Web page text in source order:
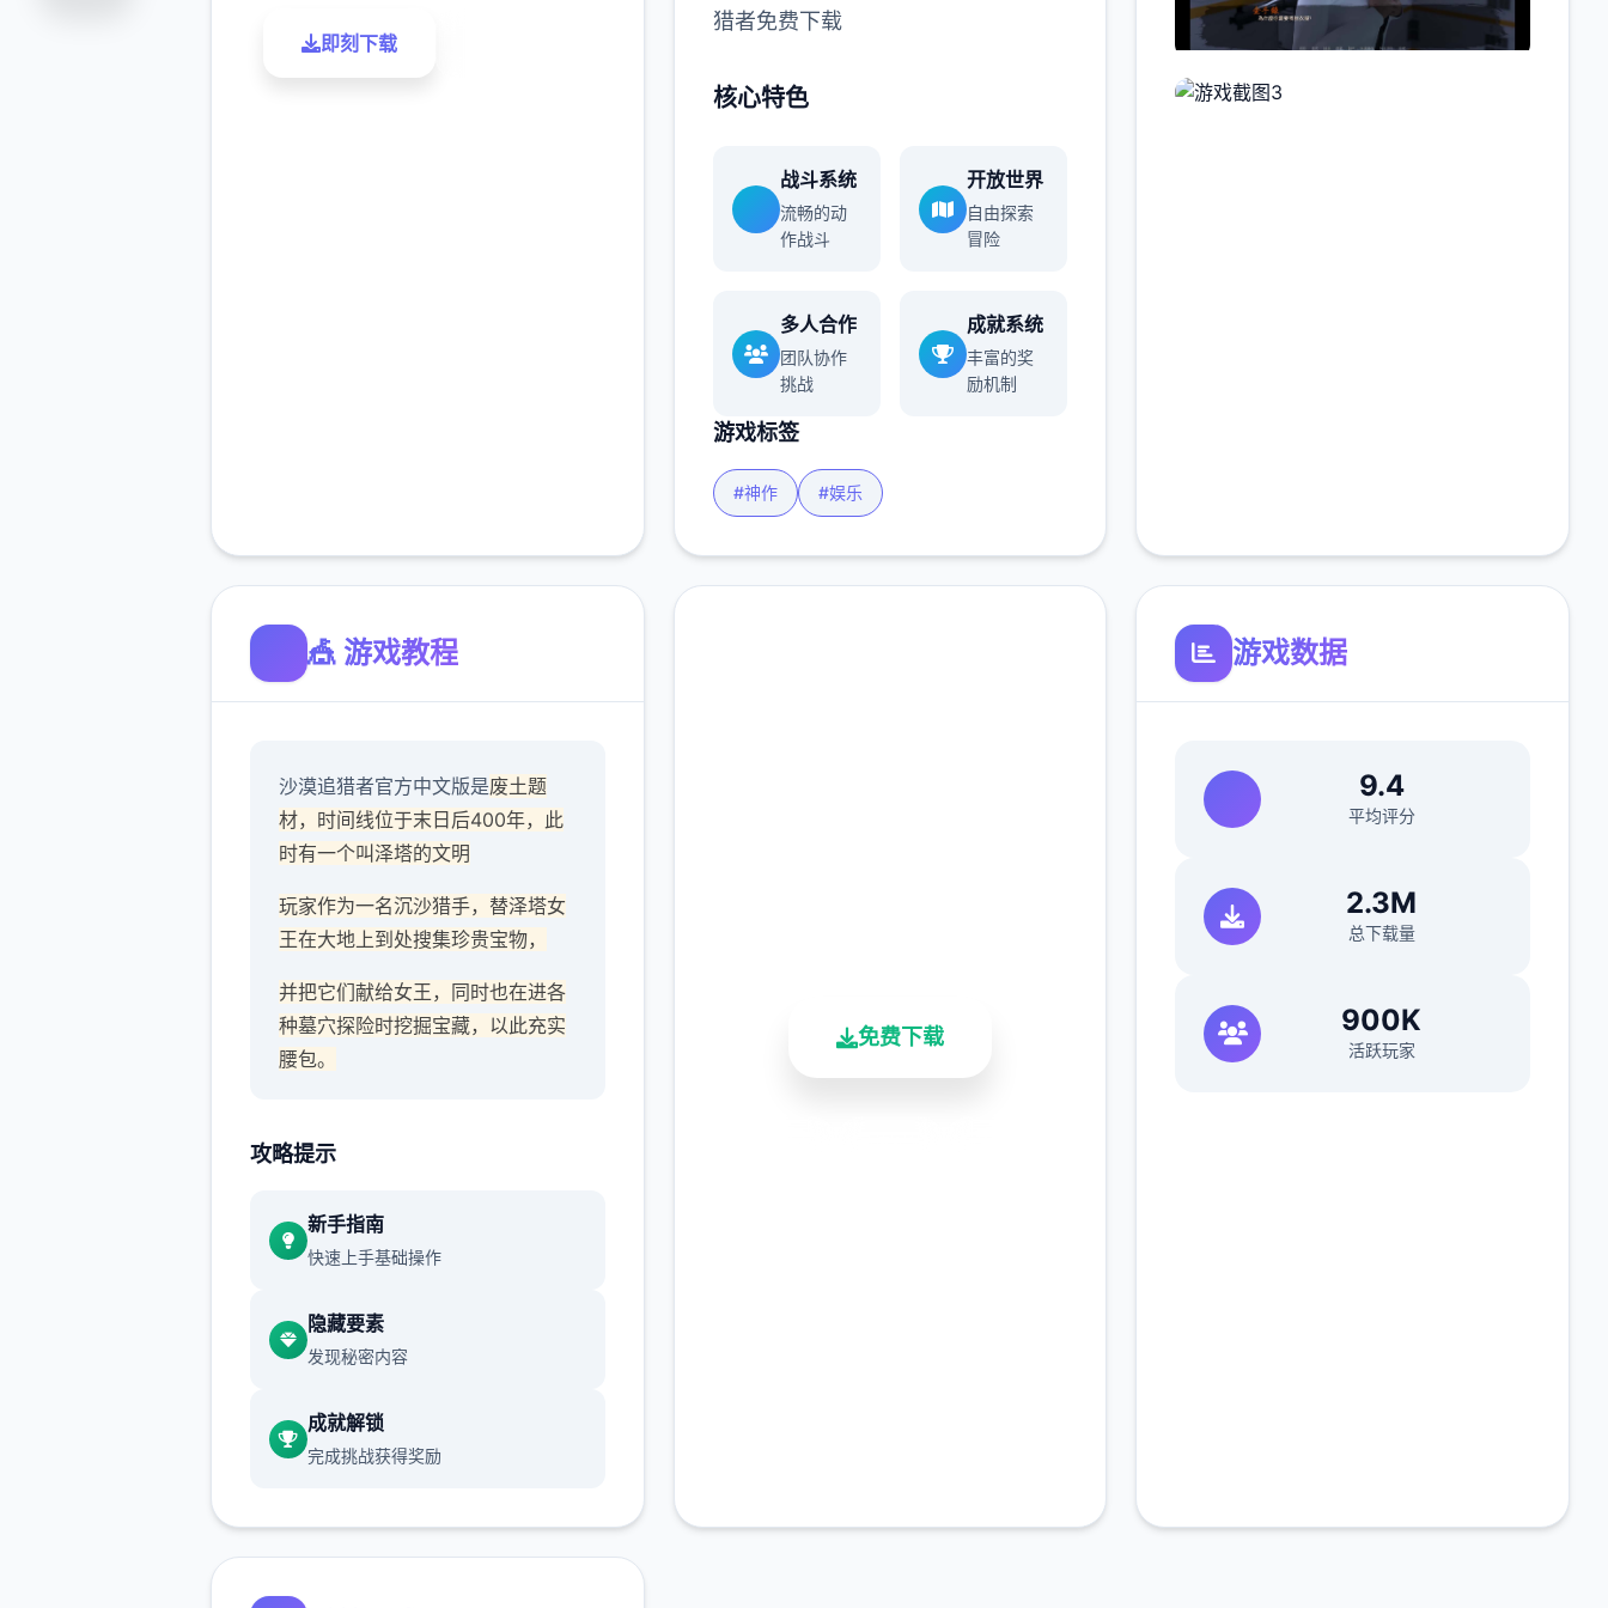
即刻下载
猎者免费下载
核心特色
战斗系统
流畅的动
作战斗
开放世界
自由探索
冒险
多人合作
团队协作
挑战
成就系统
丰富的奖
励机制
游戏标签
#神作 #娱乐
🎪 游戏教程
沙漠追猎者官方中文版是废土题
材，时间线位于末日后400年，此
时有一个叫泽塔的文明
玩家作为一名沉沙猎手，替泽塔女
王在大地上到处搜集珍贵宝物，
并把它们献给女王，同时也在进各
种墓穴探险时挖掘宝藏，以此充实
腰包。
里的世界观之类的都非常优秀，
死了，就会有完全不同的剧情。
行线，文本足足有一百六十万
游戏设定借鉴了辐射、潜行者、疯
沙漠追猎者攻略：
每个阵营都有各自的目的，游戏也
攻略提示
新手指南
快速上手基础操作
隐藏要素
发现秘密内容
成就解锁
完成挑战获得奖励
免费下载
游戏数据
9.4
平均评分
2.3M
总下载量
900K
活跃玩家